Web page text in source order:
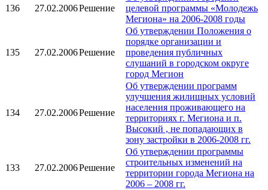
136 27.02.2006Решение
целевой программы «Молодежь
Мегиона» на 2006-2008 годы
135 27.02.2006Решение
Об утверждении Положения о
порядке организации и
проведения публичных
слушаний в городском округе
город Мегион
134 27.02.2006Решение
Об утверждении программ
улучшения жилищных условий
населения проживающего на
территориях г. Мегиона и п.
Высокий , не попадающих в
зону застройки в 2006-2008 гг.
133 27.02.2006Решение
Об утверждении программы
строительных изменений на
территории города Мегиона на
2006 – 2008 гг.